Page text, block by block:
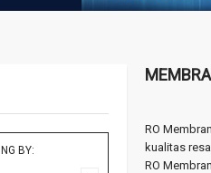
RO
kualitas
RO
BY: